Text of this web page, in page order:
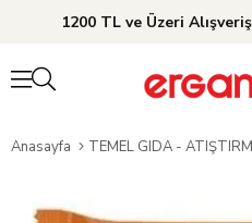
1200 TL ve Üzeri
Anasayfa TEMEL GIDA -